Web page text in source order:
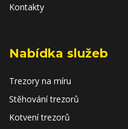
Kontakty
Nabídka služeb
Trezory na míru
Stěhování trezorů
Kotvení trezorů